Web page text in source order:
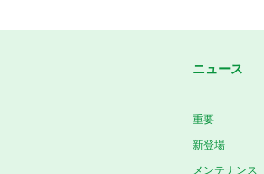
ニュース
重要
新登場
メンテナンス